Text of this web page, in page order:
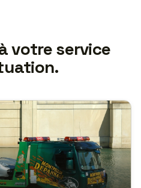
votre service